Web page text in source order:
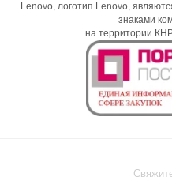
Lenovo, логотип Lenovo,
знаками
на территории